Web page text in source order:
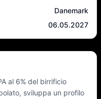
Danemark
06.05.2027
al 6% del birrificio
sviluppa un profilo